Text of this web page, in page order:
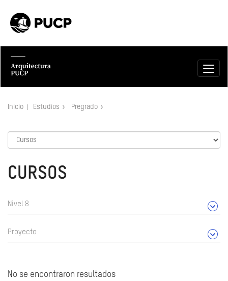
Inicio Estudios Pregrado
CURSOS
Nivel 8
Proyecto
No se encontraron resultados